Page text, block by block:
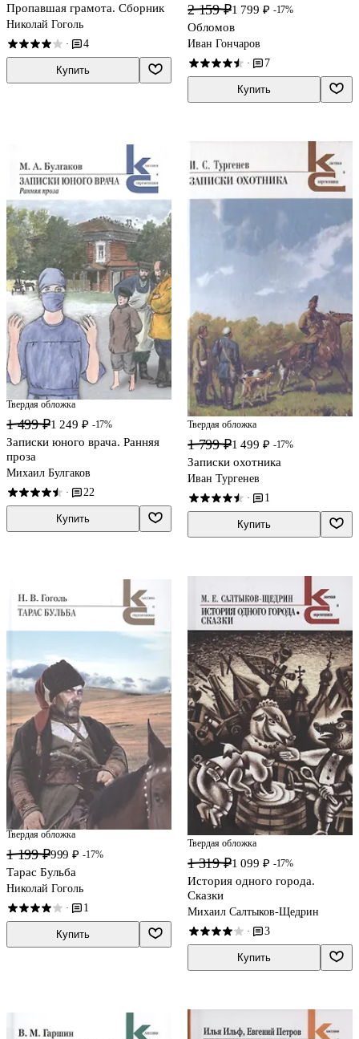
Пропавшая грамота. Сборник
Николай Гоголь
· 4
Купить
2 159 ₽1 799 ₽ -17%
Обломов
Иван Гончаров
· 7
Купить
Твердая обложка
1 499 ₽1 249 ₽ -17%
Записки юного врача. Ранняя
проза
Михаил Булгаков
· 22
Купить
Твердая обложка
1 799 ₽1 499 ₽ -17%
Записки охотника
Иван Тургенев
· 1
Купить
Твердая обложка
1 199 ₽999 ₽ -17%
Тарас Бульба
Николай Гоголь
· 1
Купить
Твердая обложка
1 319 ₽1 099 ₽ -17%
История одного города.
Сказки
Михаил Салтыков-Щедрин
· 3
Купить